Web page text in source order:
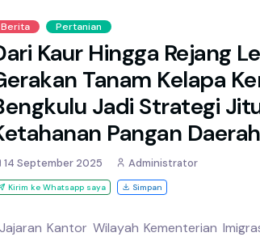
Berita Pertanian
Kaur Hingga Rejang
Tanam Kelapa
Jadi Strategi
Pangan Daerah
14 September 2025 Administrator
Kirim ke Whatsapp saya Simpan
Kantor Wilayah Kementerian